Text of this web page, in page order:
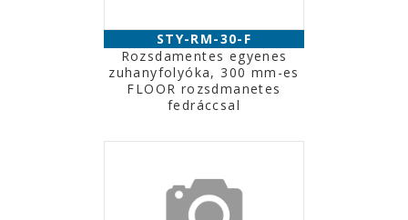
STY-RM-30-F
Rozsdamentes egyenes
zuhanyfolyóka, 300 mm-es
FLOOR rozsdmanetes
fedráccsal